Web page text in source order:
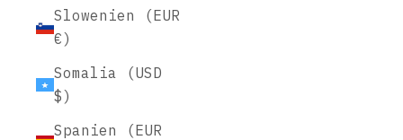
Slowenien (EUR
€)
Somalia (USD
$)
Spanien (EUR